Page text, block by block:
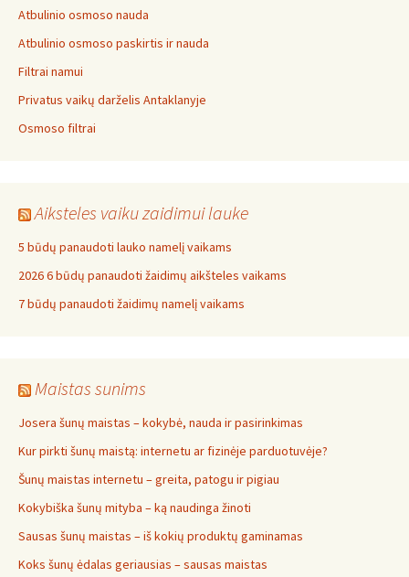
Atbulinio osmoso nauda
Atbulinio osmoso paskirtis ir nauda
Filtrai namui
Privatus vaikų darželis Antaklanyje
Osmoso filtrai
Aiksteles vaiku zaidimui lauke
5 būdų panaudoti lauko namelį vaikams
2026 6 būdų panaudoti žaidimų aikšteles vaikams
7 būdų panaudoti žaidimų namelį vaikams
Maistas sunims
Josera šunų maistas – kokybė, nauda ir pasirinkimas
Kur pirkti šunų maistą: internetu ar fizinėje parduotuvėje?
Šunų maistas internetu – greita, patogu ir pigiau
Kokybiška šunų mityba – ką naudinga žinoti
Sausas šunų maistas – iš kokių produktų gaminamas
Koks šunų ėdalas geriausias – sausas maistas